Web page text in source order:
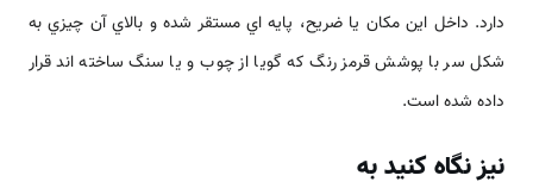
دارد. داخل اين مكان يا ضريح، پايه اي مستقر شده و بالاي آن چيزي به
شكل سر با پوشش قرمز رنگ كه گويا از چوب و يا سنگ ساخته اند قرار
داده شده است.
نیز نگاه کنید به